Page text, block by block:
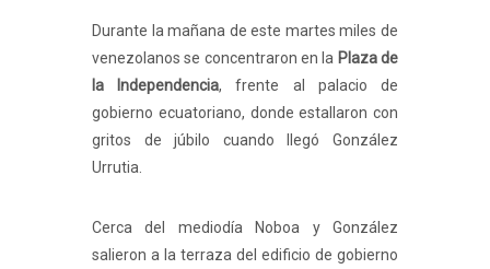
Durante la mañana de este martes miles de
venezolanos se concentraron en la Plaza de
la Independencia, frente al palacio de
gobierno ecuatoriano, donde estallaron con
gritos de júbilo cuando llegó González
Urrutia.
Cerca del mediodía Noboa y González
salieron a la terraza del edificio de gobierno